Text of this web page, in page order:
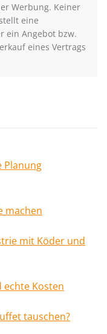
Werbung. Keiner
eine
ein Angebot bzw.
eines Vertrags
Planung
machen
mit Köder und
Kosten
tauschen?